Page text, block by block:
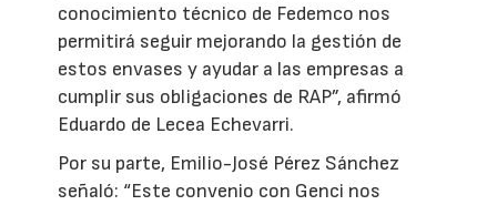
conocimiento técnico de Fedemco nos
permitirá seguir mejorando la gestión de
estos envases y ayudar a las empresas a
cumplir sus obligaciones de RAP”, afirmó
Eduardo de Lecea Echevarri.
Por su parte, Emilio-José Pérez Sánchez
señaló: “Este convenio con Genci nos